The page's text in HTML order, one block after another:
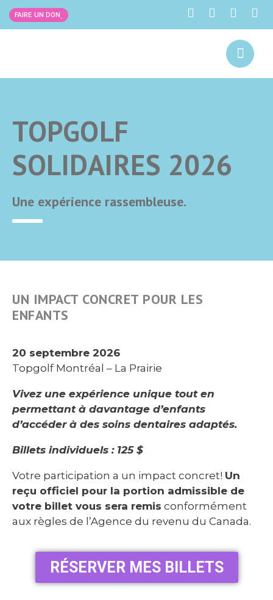
FAIRE UN DON
TOPGOLF
SOLIDAIRES 2026
Une expérience rassembleuse.
UN IMPACT CONCRET POUR LES
ENFANTS
20 septembre 2026
Topgolf Montréal – La Prairie
Vivez une expérience unique tout en
permettant à davantage d’enfants
d’accéder à des soins dentaires adaptés.
Billets individuels : 125 $
Votre participation a un impact concret! Un
reçu officiel pour la portion admissible de
votre billet vous sera remis conformément
aux règles de l’Agence du revenu du Canada.
RÉSERVER MES BILLETS